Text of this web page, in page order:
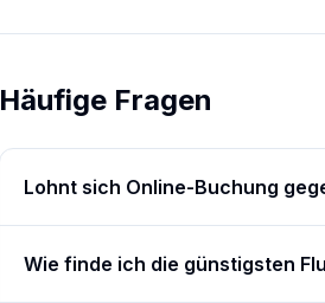
Häufige Fragen
Lohnt sich Online-Buchung
Wie finde ich die günstigsten